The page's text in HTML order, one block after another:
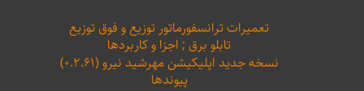
تعمیرات ترانسفورماتور توزیع و فوق توزیع
تابلو برق ; اجزا و کاربردها
نسخه جدید اپلیکیشن مهرشید نیرو (۰.۲.۶۱)
پیوندها